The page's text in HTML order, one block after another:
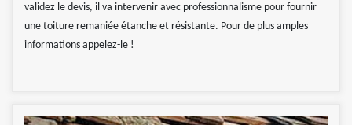
validez le devis, il va intervenir avec professionnalisme pour fournir
une toiture remaniée étanche et résistante. Pour de plus amples
informations appelez-le !